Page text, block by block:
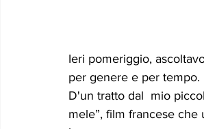
Ieri pomeriggio,
per genere e per tempo.
D'un tratto dal  mio
mele”, film francese che